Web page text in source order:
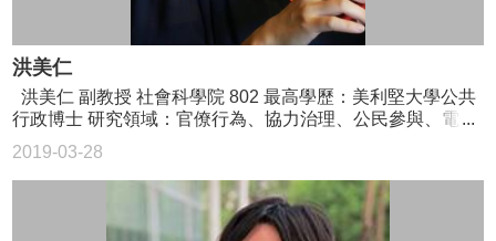
洪美仁
2019-03-28
洪美仁 副教授 社會科學院 802 最高學歷：美利堅大學公共
行政博士 研究領域：官僚行為、協力治理、公民參與、電子
化政府 02-3366-8304 meijhung@ntu.edu.tw